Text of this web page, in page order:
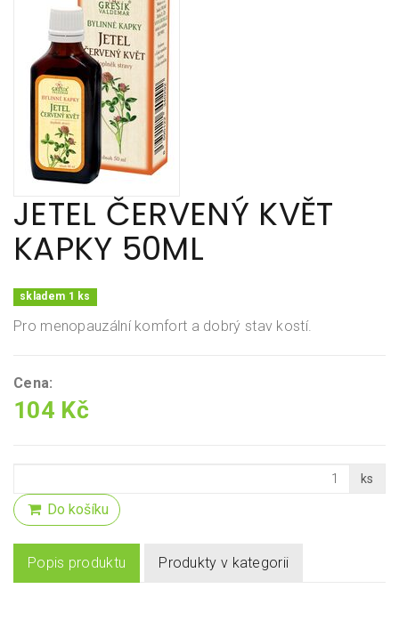
JETEL ČERVENÝ KVĚT
KAPKY 50ML
skladem 1 ks
Pro menopauzální komfort a dobrý stav kostí.
Cena:
104 Kč
ks
Do košíku
Popis produktu Produkty v kategorii